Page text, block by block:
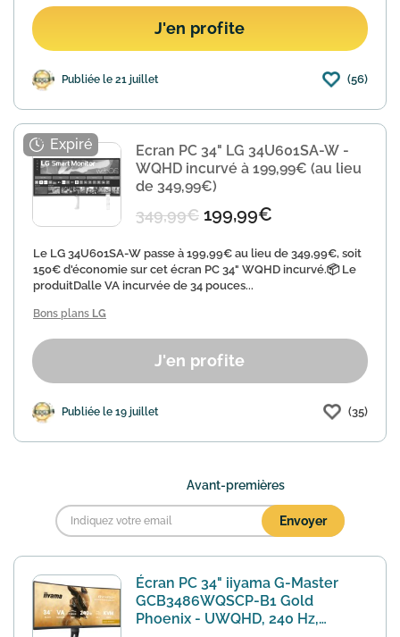
J'en profite
Publiée le 21 juillet (56)
Ecran PC 34" LG 34U601SA-W -
WQHD incurvé à 199,99€ (au lieu
de 349,99€)
349,99€ 199,99€
Le LG 34U601SA-W passe à 199,99€ au lieu de 349,99€, soit
150€ d'économie sur cet écran PC 34" WQHD incurvé.📦 Le
produitDalle VA incurvée de 34 pouces...
Bons plans LG
J'en profite
Publiée le 19 juillet (35)
Avant-premières
Écran PC 34" iiyama G-Master
GCB3486WQSCP-B1 Gold
Phoenix - UWQHD, 240 Hz,